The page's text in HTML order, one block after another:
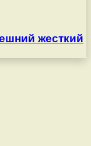
жесткий